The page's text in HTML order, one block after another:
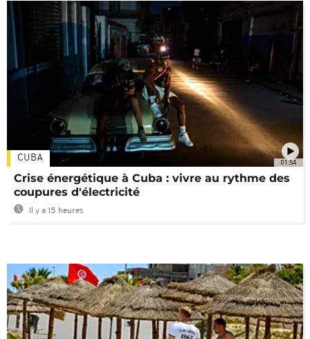
01:54
CUBA
Crise énergétique à Cuba : vivre au rythme des
coupures d'électricité
Il y a 15 heures